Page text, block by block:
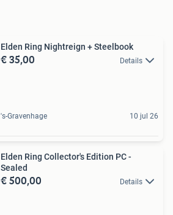
Elden Ring Nightreign + Steelbook
€ 35,00 Details
's-Gravenhage 10 jul 26
Elden Ring Collector's Edition PC -
Sealed
€ 500,00 Details